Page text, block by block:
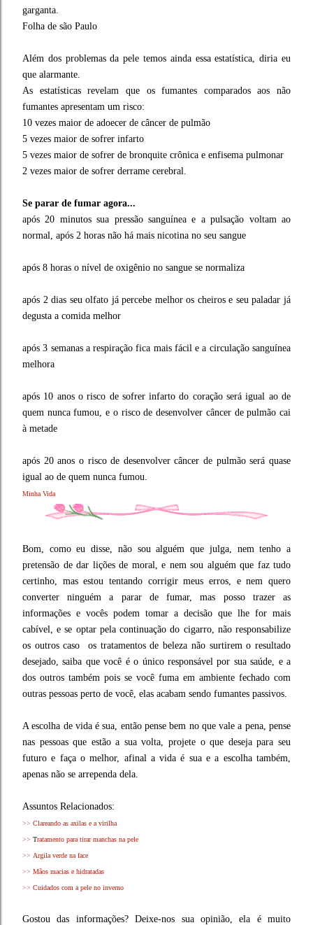
garganta.
Folha de são Paulo
Além dos problemas da pele temos ainda essa estatística, diria eu
que alarmante.
As estatísticas revelam que os fumantes comparados aos não
fumantes apresentam um risco:
10 vezes maior de adoecer de câncer de pulmão
5 vezes maior de sofrer infarto
5 vezes maior de sofrer de bronquite crônica e enfisema pulmonar
2 vezes maior de sofrer derrame cerebral.
Se parar de fumar agora...
após 20 minutos sua pressão sanguínea e a pulsação voltam ao
normal, após 2 horas não há mais nicotina no seu sangue
após 8 horas o nível de oxigênio no sangue se normaliza
após 2 dias seu olfato já percebe melhor os cheiros e seu paladar já
degusta a comida melhor
após 3 semanas a respiração fica mais fácil e a circulação sanguínea
melhora
após 10 anos o risco de sofrer infarto do coração será igual ao de
quem nunca fumou, e o risco de desenvolver câncer de pulmão cai
à metade
após 20 anos o risco de desenvolver câncer de pulmão será quase
igual ao de quem nunca fumou.
Minha Vida
Bom, como eu disse, não sou alguém que julga, nem tenho a
pretensão de dar lições de moral, e nem sou alguém que faz tudo
certinho, mas estou tentando corrigir meus erros, e nem quero
converter ninguém a parar de fumar, mas posso trazer as
informações e vocês podem tomar a decisão que lhe for mais
cabível, e se optar pela continuação do cigarro, não responsabilize
os outros caso os tratamentos de beleza não surtirem o resultado
desejado, saiba que você é o único responsável por sua saúde, e a
dos outros também pois se você fuma em ambiente fechado com
outras pessoas perto de você, elas acabam sendo fumantes passivos.
A escolha de vida é sua, então pense bem no que vale a pena, pense
nas pessoas que estão a sua volta, projete o que deseja para seu
futuro e faça o melhor, afinal a vida é sua e a escolha também,
apenas não se arrependa dela.
Assuntos Relacionados:
>> Clareando as axilas e a virilha
>> Tratamento para tirar manchas na pele
>> Argila verde na face
>> Mãos macias e hidratadas
>> Cuidados com a pele no inverno
Gostou das informações? Deixe-nos sua opinião, ela é muito